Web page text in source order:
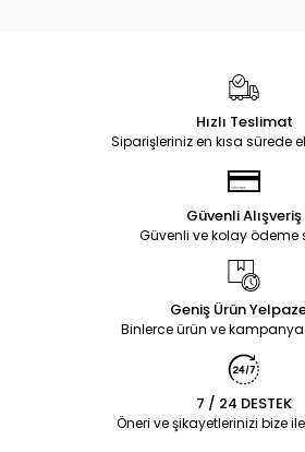
Hızlı Teslimat
Siparişleriniz en kısa sürede
Güvenli Alışveriş
Güvenli ve kolay ödeme
Geniş Ürün
Binlerce ürün ve
7 / 24 DESTEK
Öneri ve şikayetlerinizi bize